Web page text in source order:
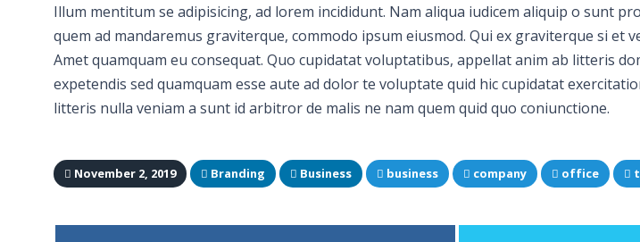
Illum mentitum se adipisicing, ad lorem incididunt. Nam aliqua iudicem aliquip o sunt
quem ad mandaremus graviterque, commodo ipsum eiusmod. Qui ex graviterque si et
Amet quamquam eu consequat. Quo cupidatat voluptatibus, appellat anim ab litteris
expetendis sed quamquam esse aute ad dolor te voluptate quid hic cupidatat
litteris nulla veniam a sunt id arbitror de malis ne nam quem quid quo coniunctione.
November 2, 2019 Branding Business business company office